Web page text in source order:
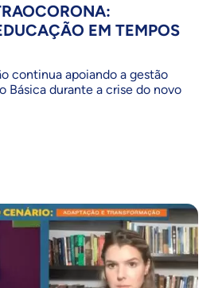
EM TEMPOS
continua apoiando a gestão
Básica durante a crise do novo